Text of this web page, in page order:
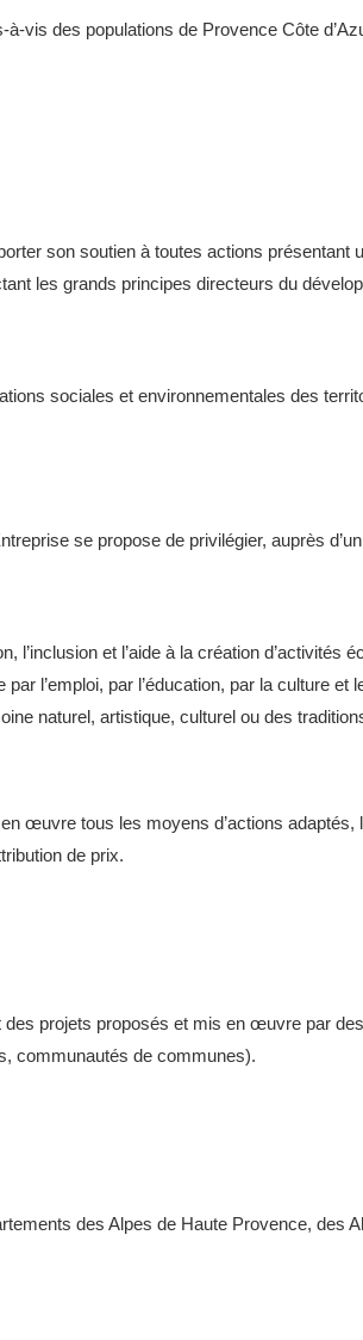
vis des populations de Provence Côte
son soutien à toutes actions
les grands principes directeurs du
sociales et environnementales des
se propose de privilégier, auprès
l’inclusion et l’aide à la création d’activités
l’emploi, par l’éducation, par la culture et
naturel, artistique, culturel ou des
œuvre tous les moyens d’actions
de prix.
projets proposés et mis en œuvre par
communautés de communes).
des Alpes de Haute Provence, des